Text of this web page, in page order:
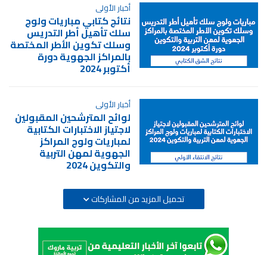
أخبار الأولى
نتائج كتابي مباريات ولوج
سلك تأهيل أطر التدريس
وسلك تكوين الأطر المختصة
بالمراكز الجهوية دورة
أكتوبر 2024
أخبار الأولى
لوائح المترشحين المقبولين
لاجتياز الاختبارات الكتابية
لمباريات ولوج المراكز
الجهوية لمهن التربية
والتكوين 2024
تحميل المزيد من المشاركات